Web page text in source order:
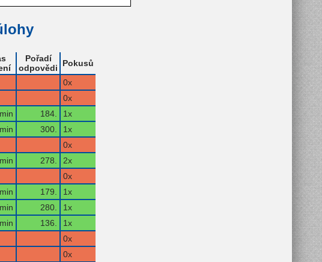
Pořadí
odpovědi
Pokusů
0x
0x
184.
1x
300.
1x
0x
278.
2x
0x
179.
1x
280.
1x
136.
1x
0x
0x